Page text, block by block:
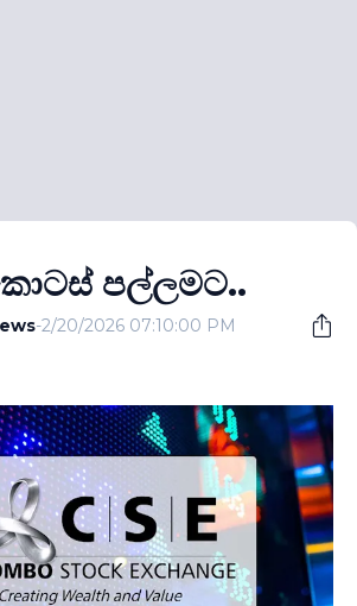
පල්ලමට..
-2/20/2026 07:10:00 PM